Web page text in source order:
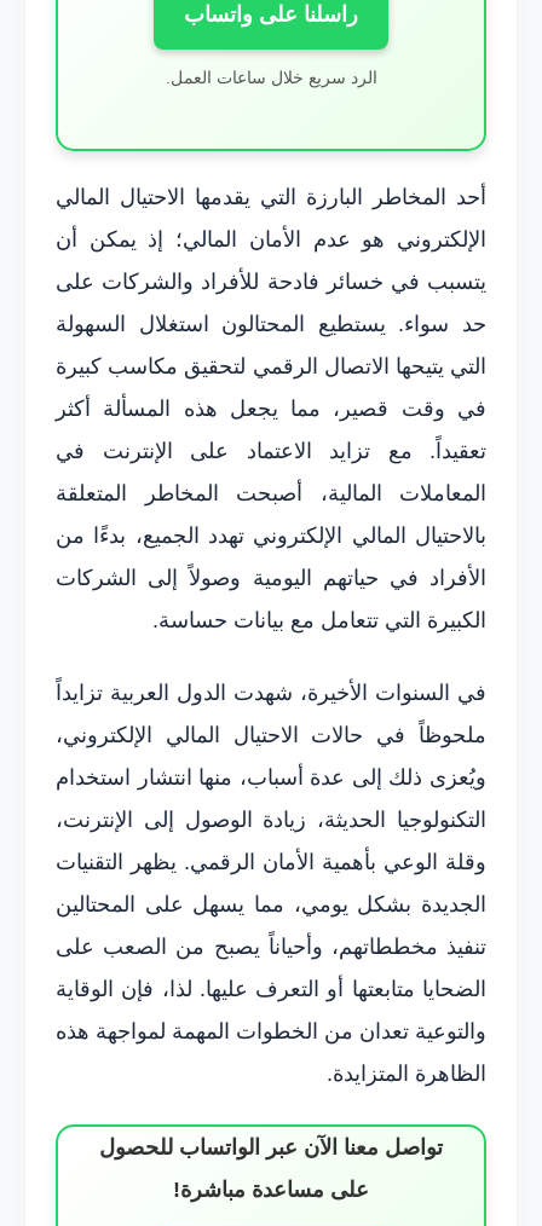
راسلنا على واتساب
الرد سريع خلال ساعات العمل.
أحد المخاطر البارزة التي يقدمها الاحتيال المالي
الإلكتروني هو عدم الأمان المالي؛ إذ يمكن أن
يتسبب في خسائر فادحة للأفراد والشركات على
حد سواء. يستطيع المحتالون استغلال السهولة
التي يتيحها الاتصال الرقمي لتحقيق مكاسب كبيرة
في وقت قصير، مما يجعل هذه المسألة أكثر
تعقيداً. مع تزايد الاعتماد على الإنترنت في
المعاملات المالية، أصبحت المخاطر المتعلقة
بالاحتيال المالي الإلكتروني تهدد الجميع، بدءًا من
الأفراد في حياتهم اليومية وصولاً إلى الشركات
الكبيرة التي تتعامل مع بيانات حساسة.
في السنوات الأخيرة، شهدت الدول العربية تزايداً
ملحوظاً في حالات الاحتيال المالي الإلكتروني،
ويُعزى ذلك إلى عدة أسباب، منها انتشار استخدام
التكنولوجيا الحديثة، زيادة الوصول إلى الإنترنت،
وقلة الوعي بأهمية الأمان الرقمي. يظهر التقنيات
الجديدة بشكل يومي، مما يسهل على المحتالين
تنفيذ مخططاتهم، وأحياناً يصبح من الصعب على
الضحايا متابعتها أو التعرف عليها. لذا، فإن الوقاية
والتوعية تعدان من الخطوات المهمة لمواجهة هذه
الظاهرة المتزايدة.
تواصل معنا الآن عبر الواتساب للحصول
على مساعدة مباشرة!